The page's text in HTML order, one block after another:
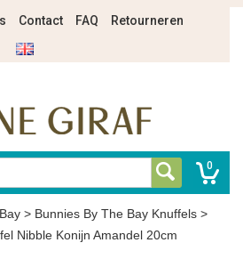
Contact FAQ
Retourneren
0
> Bunnies By The Bay Knuffels >
Nibble Konijn Amandel 20cm